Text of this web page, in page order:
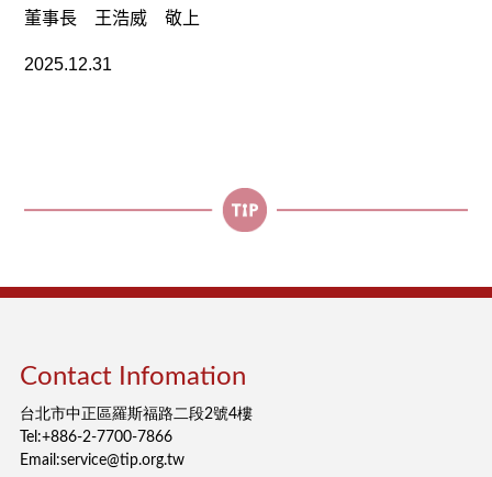
董事長 王浩威 敬上
2025.12.31
Contact Infomation
台北市中正區羅斯福路二段2號4樓
Tel:+886-2-7700-7866
Email:service@tip.org.tw